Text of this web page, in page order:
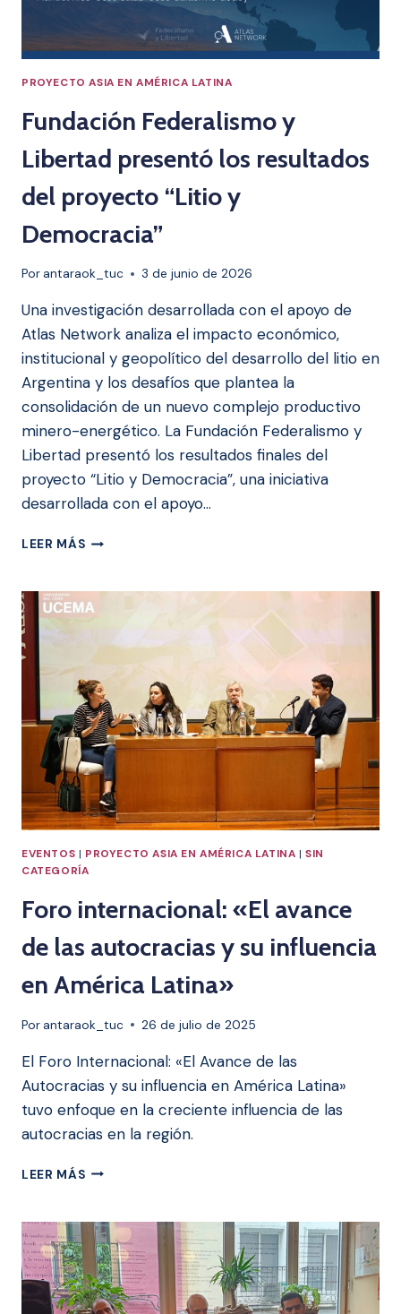
PROYECTO ASIA EN AMÉRICA LATINA
Fundación Federalismo y
Libertad presentó los resultados
del proyecto “Litio y
Democracia”
Por antaraok_tuc 3 de junio de 2026
Una investigación desarrollada con el apoyo de
Atlas Network analiza el impacto económico,
institucional y geopolítico del desarrollo del litio en
Argentina y los desafíos que plantea la
consolidación de un nuevo complejo productivo
minero-energético. La Fundación Federalismo y
Libertad presentó los resultados finales del
proyecto “Litio y Democracia”, una iniciativa
desarrollada con el apoyo…
LEER MÁSFUNDACIÓN
LIBERTAD
PRESENTÓ
RESULTADOS
PROYECTO
“LITIO
Y
DEMOCRACIA”
EVENTOS | PROYECTO ASIA EN AMÉRICA LATINA |SIN
CATEGORÍA
Foro internacional: «El avance
de las autocracias y su influencia
en América Latina»
Por antaraok_tuc 26 de julio de 2025
El Foro Internacional: «El Avance de las
Autocracias y su influencia en América Latina»
tuvo enfoque en la creciente influencia de las
autocracias en la región.
LEER MÁSFORO
AVANCE
DE
LAS
AUTOCRACIAS
Y